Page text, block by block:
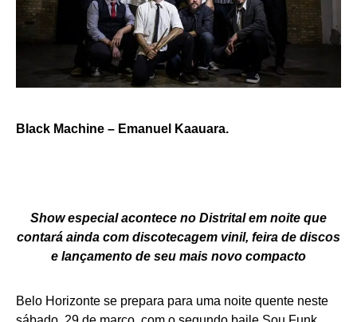
Black Machine – Emanuel Kaauara.
Show especial acontece no Distrital em noite que
contará ainda com discotecagem vinil, feira de discos
e lançamento de seu mais novo compacto
Belo Horizonte se prepara para uma noite quente neste